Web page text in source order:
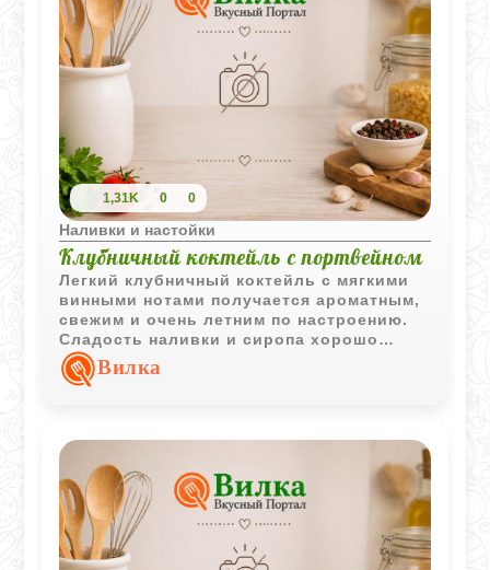
1,31K 0 0
Наливки и настойки
Клубничный коктейль с портвейном
Легкий клубничный коктейль с мягкими
винными нотами получается ароматным,
свежим и очень летним по настроению.
Сладость наливки и сиропа хорошо
сочетается с легкой кислинкой
лимонного сока и свежей клубникой.
Вилка